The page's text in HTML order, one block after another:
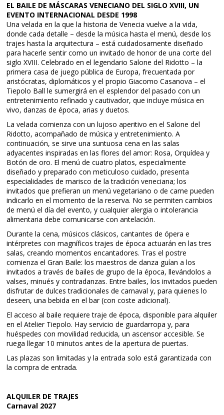
EL BAILE DE MÁSCARAS VENECIANO DEL SIGLO XVIII, UN
EVENTO INTERNACIONAL DESDE 1998
Una velada en la que la historia de Venecia vuelve a la vida,
donde cada detalle – desde la música hasta el menú, desde los
trajes hasta la arquitectura – está cuidadosamente diseñado
para hacerle sentir como un invitado de honor de una corte del
siglo XVIII. Celebrado en el legendario Salone del Ridotto – la
primera casa de juego pública de Europa, frecuentada por
aristócratas, diplomáticos y el propio Giacomo Casanova – el
Tiepolo Ball le sumergirá en el esplendor del pasado con un
entretenimiento refinado y cautivador, que incluye música en
vivo, danzas de época, arias y duetos.
La velada comienza con un lujoso aperitivo en el Salone del
Ridotto, acompañado de música y entretenimiento. A
continuación, se sirve una suntuosa cena en las salas
adyacentes inspiradas en las flores del amor: Rosa, Orquídea y
Botón de oro. El menú de cuatro platos, especialmente
diseñado y preparado con meticuloso cuidado, presenta
especialidades de marisco de la tradición veneciana; los
invitados que prefieran un menú vegetariano o de carne pueden
indicarlo en el momento de la reserva. No se permiten cambios
de menú el día del evento, y cualquier alergia o intolerancia
alimentaria debe comunicarse con antelación.
Durante la cena, músicos clásicos, cantantes de ópera e
intérpretes con magníficos trajes de época actuarán en las tres
salas, creando momentos encantadores. Tras el postre
comienza el Gran Baile: los maestros de danza guían a los
invitados a través de bailes de grupo de la época, llevándolos a
valses, minués y contradanzas. Entre bailes, los invitados pueden
disfrutar de dulces tradicionales de carnaval y, para quienes lo
deseen, una bebida en el bar (con coste adicional).
El acceso al baile requiere traje de época, disponible para alquiler
en el Atelier Tiepolo. Hay servicio de guardarropa y, para
huéspedes con movilidad reducida, un ascensor accesible. Se
ruega llegar 10 minutos antes de la apertura de puertas.
Las plazas son limitadas y la entrada solo está garantizada con
la compra de entrada.
ALQUILER DE TRAJES
Carnaval 2027